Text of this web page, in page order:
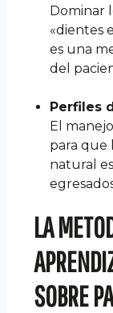
Dominar
«dientes
es una
del
Perfiles
El
para que
natural
LA
SOBRE